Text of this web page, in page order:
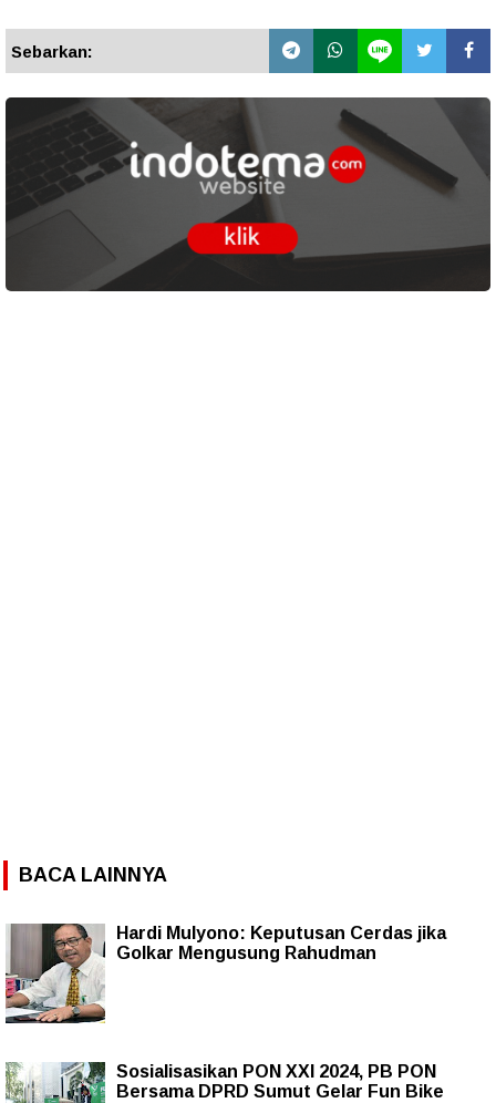
Sebarkan:
BACA LAINNYA
Hardi Mulyono: Keputusan Cerdas jika
Golkar Mengusung Rahudman
Sosialisasikan PON XXI 2024, PB PON
Bersama DPRD Sumut Gelar Fun Bike